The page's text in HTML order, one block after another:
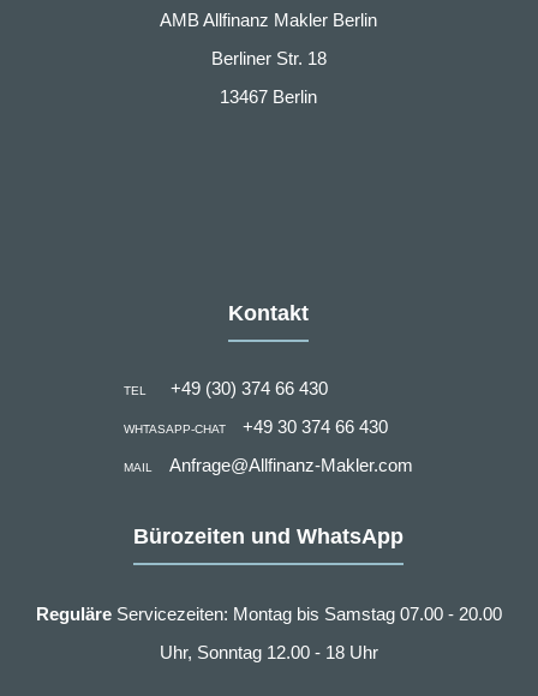
AMB Allfinanz Makler Berlin
Berliner Str. 18
13467 Berlin
Kontakt
TEL +49 (30) 374 66 430
WHTASAPP-CHAT +49 30 374 66 430
MAIL Anfrage@Allfinanz-Makler.com
Bürozeiten und WhatsApp
ReguläreServicezeiten: Montag bis Samstag 07.00 - 20.00
Uhr, Sonntag 12.00 - 18 Uhr